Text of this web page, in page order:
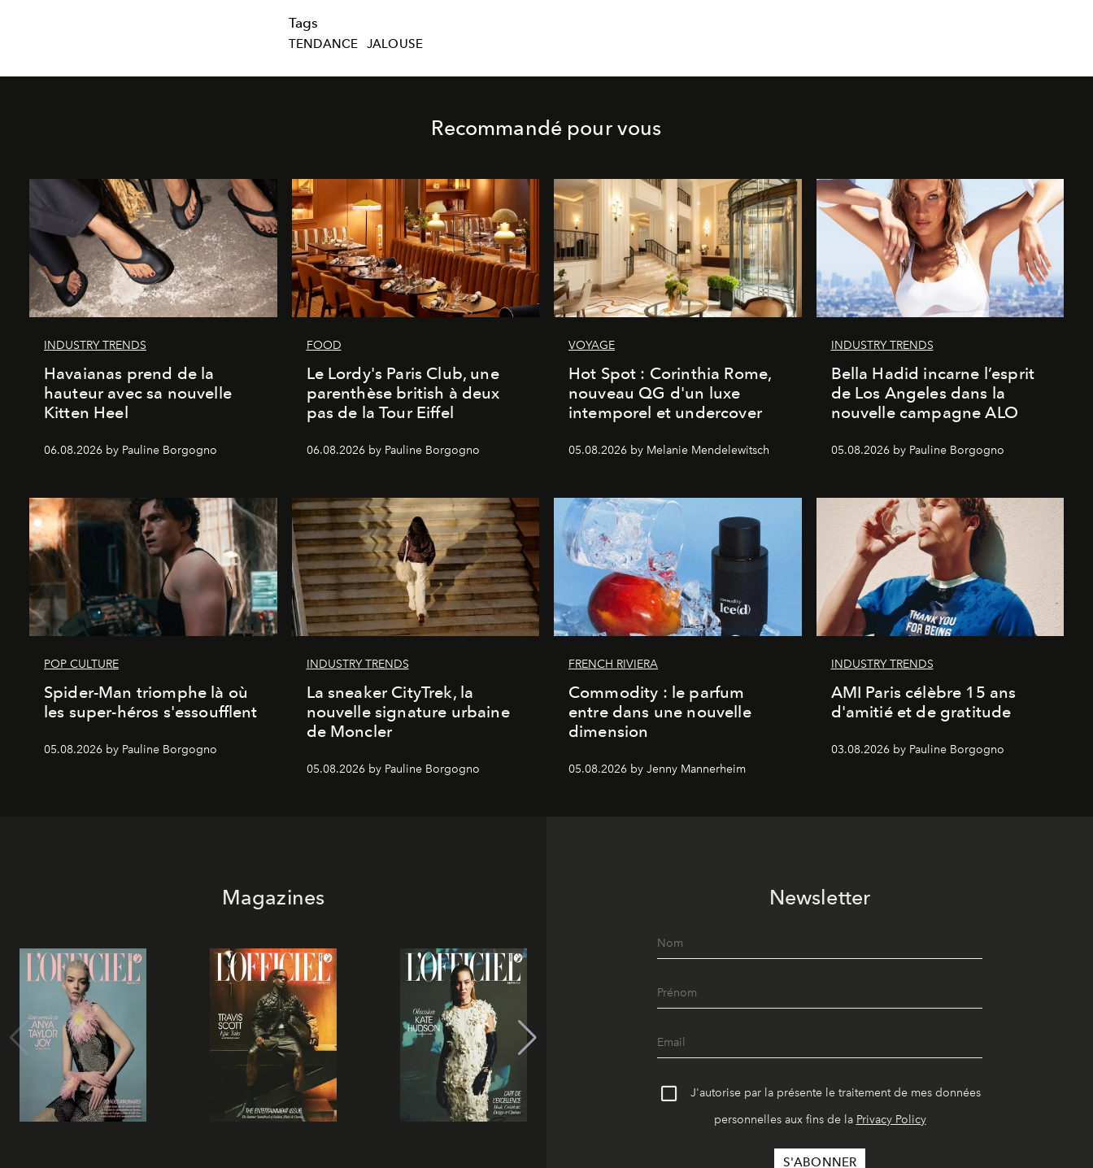
Tags
TENDANCE JALOUSE
Recommandé pour vous
INDUSTRY TRENDS
Havaianas prend de la
hauteur avec sa nouvelle
Kitten Heel
06.08.2026 by Pauline Borgogno
FOOD
Le Lordy's Paris Club, une
parenthèse british à deux
pas de la Tour Eiffel
06.08.2026 by Pauline Borgogno
VOYAGE
Hot Spot : Corinthia Rome,
nouveau QG d'un luxe
intemporel et undercover
05.08.2026 by Melanie Mendelewitsch
INDUSTRY TRENDS
Bella Hadid incarne l’esprit
de Los Angeles dans la
nouvelle campagne ALO
05.08.2026 by Pauline Borgogno
POP CULTURE
Spider-Man triomphe là où
les super-héros s'essoufflent
05.08.2026 by Pauline Borgogno
INDUSTRY TRENDS
La sneaker CityTrek, la
nouvelle signature urbaine
de Moncler
05.08.2026 by Pauline Borgogno
FRENCH RIVIERA
Commodity : le parfum
entre dans une nouvelle
dimension
05.08.2026 by Jenny Mannerheim
INDUSTRY TRENDS
AMI Paris célèbre 15 ans
d'amitié et de gratitude
03.08.2026 by Pauline Borgogno
Magazines Newsletter
J'autorise par la présente le traitement de mes données
personnelles aux fins de la Privacy Policy